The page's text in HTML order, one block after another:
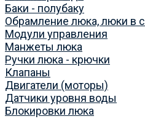
Баки - полубаку
Обрамление люка, люки в
Модули управления
Манжеты люка
Ручки люка - крючки
Клапаны
Двигатели (моторы)
Датчики уровня воды
Блокировки люка